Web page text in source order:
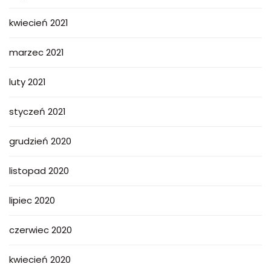
kwiecień 2021
marzec 2021
luty 2021
styczeń 2021
grudzień 2020
listopad 2020
lipiec 2020
czerwiec 2020
kwiecień 2020